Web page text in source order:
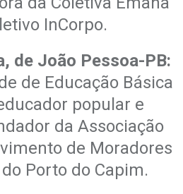
InCorpo.
de João Pessoa-PB:
de Educação Básica
popular e
da Associação
de Moradores
Porto do Capim.